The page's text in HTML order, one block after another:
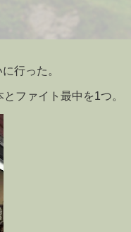
行った。
ファイト最中を1つ。